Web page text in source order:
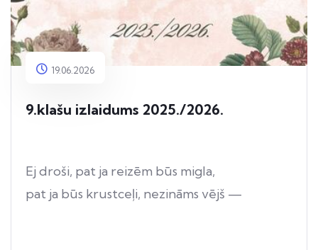
19.06.2026
9.klašu izlaidums 2025./2026.
Ej droši, pat ja reizēm būs migla,
pat ja būs krustceļi, nezināms vējš —